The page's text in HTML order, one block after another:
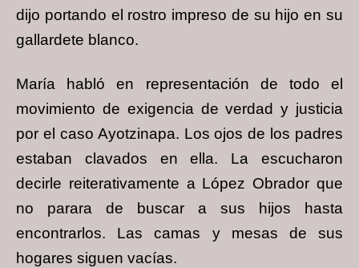
dijo portando el rostro impreso de su hijo en su
gallardete blanco.
María habló en representación de todo el
movimiento de exigencia de verdad y justicia
por el caso Ayotzinapa. Los ojos de los padres
estaban clavados en ella. La escucharon
decirle reiterativamente a López Obrador que
no parara de buscar a sus hijos hasta
encontrarlos. Las camas y mesas de sus
hogares siguen vacías.